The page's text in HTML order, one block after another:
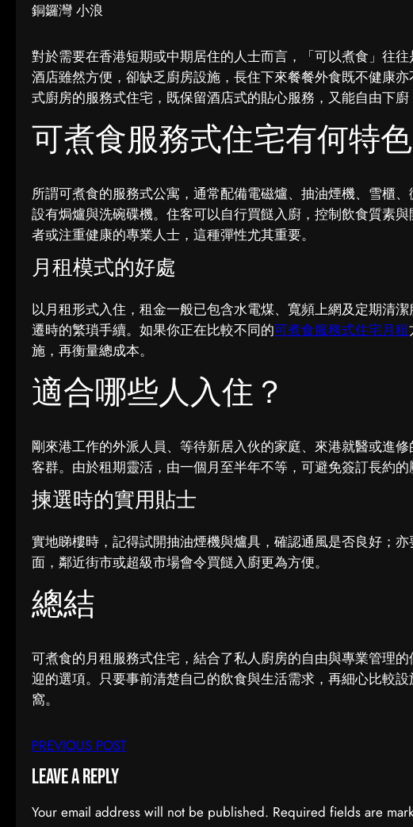
銅鑼灣 小浪
對於需要在香港短期或中期居住的人士而言，「可以煮食」往
酒店雖然方便，卻缺乏廚房設施，長住下來餐餐外食既不健康
式廚房的服務式住宅，既保留酒店式的貼心服務，又能自由下廚
可煮食服務式住宅有何特色
所謂可煮食的服務式公寓，通常配備電磁爐、抽油煙機、雪櫃
設有焗爐與洗碗碟機。住客可以自行買餸入廚，控制飲食質素
者或注重健康的專業人士，這種彈性尤其重要。
月租模式的好處
以月租形式入住，租金一般已包含水電煤、寬頻上網及定期清
遷時的繁瑣手續。如果你正在比較不同的可煮食服務式住宅月租
施，再衡量總成本。
適合哪些人入住？
剛來港工作的外派人員、等待新居入伙的家庭、來港就醫或進
客群。由於租期靈活，由一個月至半年不等，可避免簽訂長約的
揀選時的實用貼士
實地睇樓時，記得試開抽油煙機與爐具，確認通風是否良好；
面，鄰近街市或超級市場會令買餸入廚更為方便。
總結
可煮食的月租服務式住宅，結合了私人廚房的自由與專業管理
迎的選項。只要事前清楚自己的飲食與生活需求，再細心比較
窩。
PREVIOUS POST
Leave a Reply
Your email address will not be published. Required fields are